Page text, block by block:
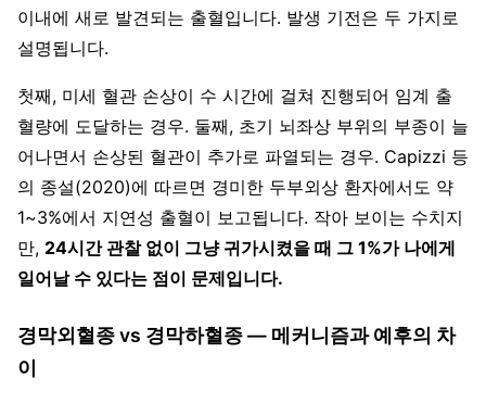
이내에 새로 발견되는 출혈입니다. 발생 기전은 두 가지로
설명됩니다.
첫째, 미세 혈관 손상이 수 시간에 걸쳐 진행되어 임계 출
혈량에 도달하는 경우. 둘째, 초기 뇌좌상 부위의 부종이 늘
어나면서 손상된 혈관이 추가로 파열되는 경우. Capizzi 등
의 종설(2020)에 따르면 경미한 두부외상 환자에서도 약
1~3%에서 지연성 출혈이 보고됩니다. 작아 보이는 수치지
만, 24시간 관찰 없이 그냥 귀가시켰을 때 그 1%가 나에게
일어날 수 있다는 점이 문제입니다.
경막외혈종 vs 경막하혈종 — 메커니즘과 예후의 차
이